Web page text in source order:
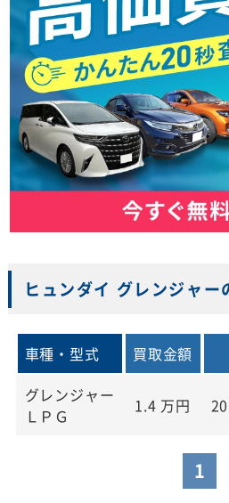
ヒュンダイ グレンジャー
車種・型式 買取金額
グレンジャー
ＬＰＧ
1.4 万円
1